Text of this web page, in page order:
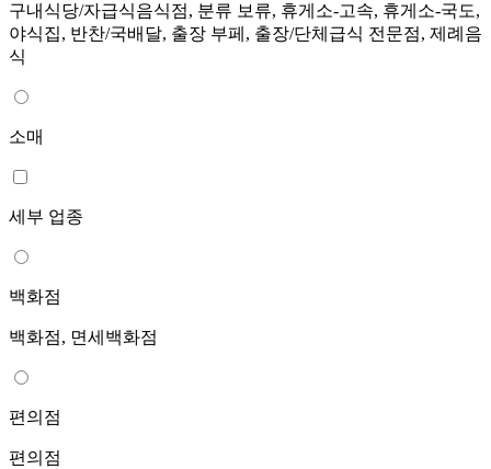
구내식당/자급식음식점, 분류 보류, 휴게소-고속, 휴게소-국도,
야식집, 반찬/국배달, 출장 부페, 출장/단체급식 전문점, 제례음
식
소매
세부 업종
백화점
백화점, 면세백화점
편의점
편의점